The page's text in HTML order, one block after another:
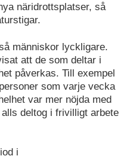
näridrottsplatser, så
människor lyckligare.
att de som deltar i
påverkas. Till exempel
som varje vecka
var mer nöjda med
deltog i frivilligt arbete
i